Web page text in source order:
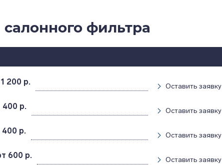
фильтра
200 р. Оставить заявку
400 р. Оставить заявку
400 р. Оставить заявку
600 р. Оставить заявку